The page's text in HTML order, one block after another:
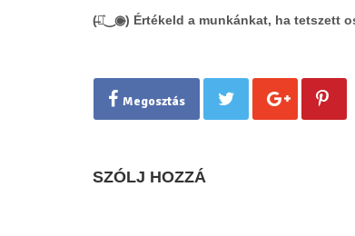
(̶◉͛‿◉̶) Értékeld a munkánkat, ha tetszett
Megosztás
SZÓLJ HOZZÁ